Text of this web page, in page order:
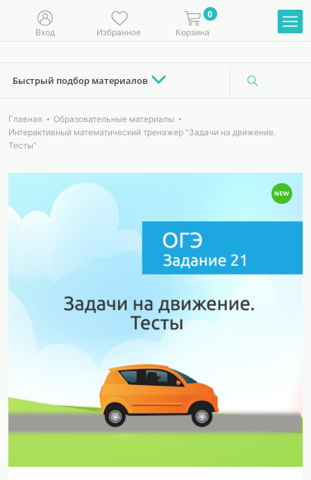
Вход Избранное
0
Корзина
Быстрый подбор материалов
Главная
Образовательные материалы
Интерактивный математический тренажер "Задачи на движение.
Тесты"